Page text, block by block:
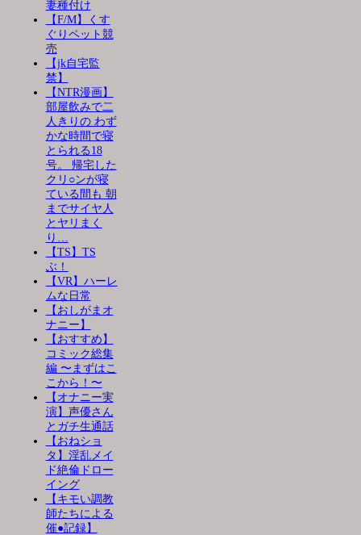
妻種付け
【F/M】くす
ぐりペット競
売
【jk自宅監
禁】
【NTR漫画】
部屋飲みで二
人きりの わず
かな時間で寝
とられる18
号。 帰宅した
クリ○ンが寝
ている間も 朝
までサイヤ人
とヤリまく
り…
【TS】TS
ぶ！
【VR】ハーレ
ムな日常
【おしがまオ
ナニー】
【おすすめ】
コミック総集
編 〜まずはこ
こから！〜
【オナニー実
演】声優さん
とガチ生通話
【おねショ
タ】淫乱メイ
ド絶倫ドロー
イング
【キモい調教
師たちによる
催●記録】